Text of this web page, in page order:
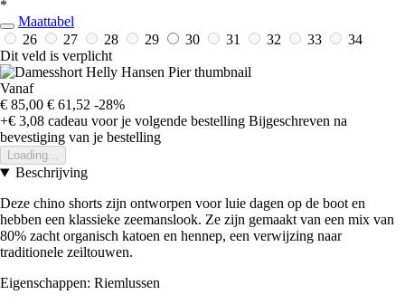
*
Maattabel
26
27 28 29 30 31 32 33
34
Dit veld is verplicht
Vanaf
€ 85,00 € 61,52 -28%
+€ 3,08 cadeau voor je volgende bestelling Bijgeschreven na
bevestiging van je bestelling
Loading...
Beschrijving
Deze chino shorts zijn ontworpen voor luie dagen op de boot en
hebben een klassieke zeemanslook. Ze zijn gemaakt van een mix van
80% zacht organisch katoen en hennep, een verwijzing naar
traditionele zeiltouwen.
Eigenschappen: Riemlussen